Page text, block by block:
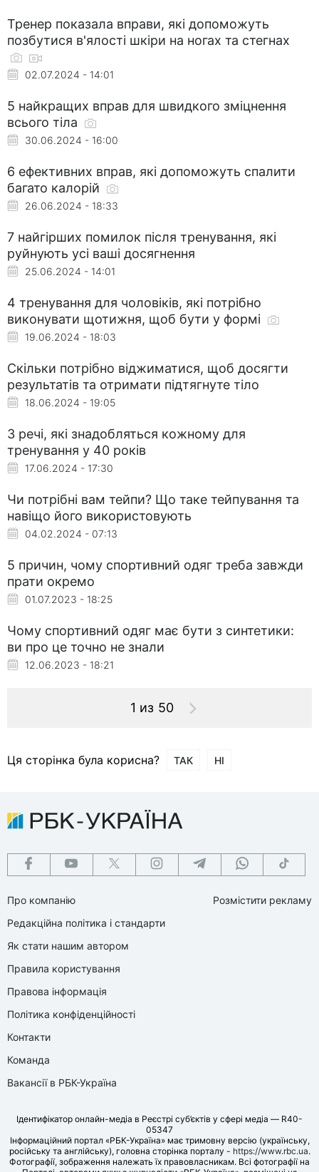
Тренер показала вправи, які допоможуть
позбутися в'ялості шкіри на ногах та стегнах
02.07.2024 - 14:01
5 найкращих вправ для швидкого зміцнення
всього тіла
30.06.2024 - 16:00
6 ефективних вправ, які допоможуть спалити
багато калорій
26.06.2024 - 18:33
7 найгірших помилок після тренування, які
руйнують усі ваші досягнення
25.06.2024 - 14:01
4 тренування для чоловіків, які потрібно
виконувати щотижня, щоб бути у формі
19.06.2024 - 18:03
Скільки потрібно віджиматися, щоб досягти
результатів та отримати підтягнуте тіло
18.06.2024 - 19:05
3 речі, які знадобляться кожному для
тренування у 40 років
17.06.2024 - 17:30
Чи потрібні вам тейпи? Що таке тейпування та
навіщо його використовують
04.02.2024 - 07:13
5 причин, чому спортивний одяг треба завжди
прати окремо
01.07.2023 - 18:25
Чому спортивний одяг має бути з синтетики:
ви про це точно не знали
12.06.2023 - 18:21
1 из 50
Ця сторінка була корисна? ТАК НІ
Про компанію
Редакційна політика і стандарти
Як стати нашим автором
Правила користування
Правова інформація
Політика конфіденційності
Контакти
Команда
Вакансії в РБК-Україна
Розмістити рекламу
Ідентифікатор онлайн-медіа в Реєстрі суб’єктів у сфері медіа — R40-
05347
Інформаційний портал «РБК-Україна» має тримовну версію (українську,
російську та англійську), головна сторінка порталу - https://www.rbc.ua.
Фотографії, зображення належать їх правовласникам. Всі фотографії на